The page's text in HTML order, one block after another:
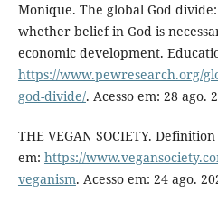
Monique. The global God
whether belief in God is
economic development.
https://www.pewresearch.org/
god-divide/. Acesso em: 28 ago.
THE VEGAN SOCIETY.
em: https://
veganism. Acesso em: 24 ago.